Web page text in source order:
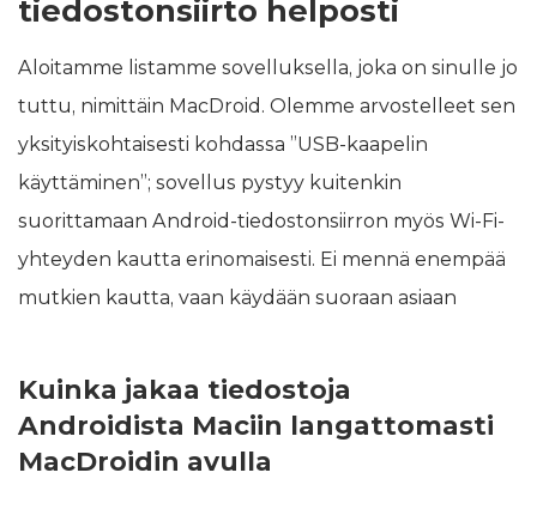
tiedostonsiirto helposti
Aloitamme listamme sovelluksella, joka on sinulle jo
tuttu, nimittäin MacDroid. Olemme arvostelleet sen
yksityiskohtaisesti kohdassa ”USB-kaapelin
käyttäminen”; sovellus pystyy kuitenkin
suorittamaan Android-tiedostonsiirron myös Wi-Fi-
yhteyden kautta erinomaisesti. Ei mennä enempää
mutkien kautta, vaan käydään suoraan asiaan
Kuinka jakaa tiedostoja
Androidista Maciin langattomasti
MacDroidin avulla